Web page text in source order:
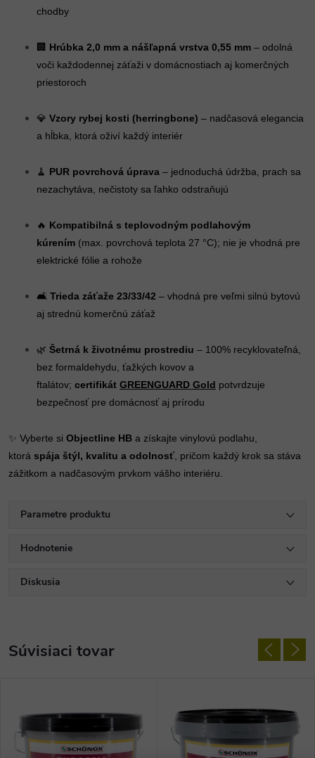
chodby
🏢 Hrúbka 2,0 mm a nášľapná vrstva 0,55 mm – odolná
voči každodennej záťaži v domácnostiach aj komerčných
priestoroch
💎 Vzory rybej kosti (herringbone) – nadčasová elegancia
a hĺbka, ktorá oživí každý interiér
🧹 PUR povrchová úprava – jednoduchá údržba, prach sa
nezachytáva, nečistoty sa ľahko odstraňujú
🔥 Kompatibilná s teplovodným podlahovým
kúrením (max. povrchová teplota 27 °C); nie je vhodná pre
elektrické fólie a rohože
🛋️ Trieda záťaže 23/33/42 – vhodná pre veľmi silnú bytovú
aj strednú komerčnú záťaž
🌿 Šetrná k životnému prostrediu – 100% recyklovateľná,
bez formaldehydu, ťažkých kovov a
ftalátov; certifikát GREENGUARD Gold potvrdzuje
bezpečnosť pre domácnosť aj prírodu
✨ Vyberte si Objectline HB a získajte vinylovú podlahu,
ktorá spája štýl, kvalitu a odolnosť , pričom každý krok sa stáva
zážitkom a nadčasovým prvkom vášho interiéru.
Parametre produktu
Hodnotenie
Diskusia
Súvisiaci tovar